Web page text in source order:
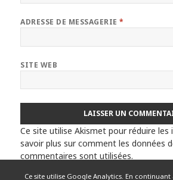
Ce site utilise Google Analytics. En
ADRESSE DE MESSAGERIE*
SITE WEB
Ce site utilise Akismet pour réduire les
savoir plus sur comment les données
commentaires sont utilisées.